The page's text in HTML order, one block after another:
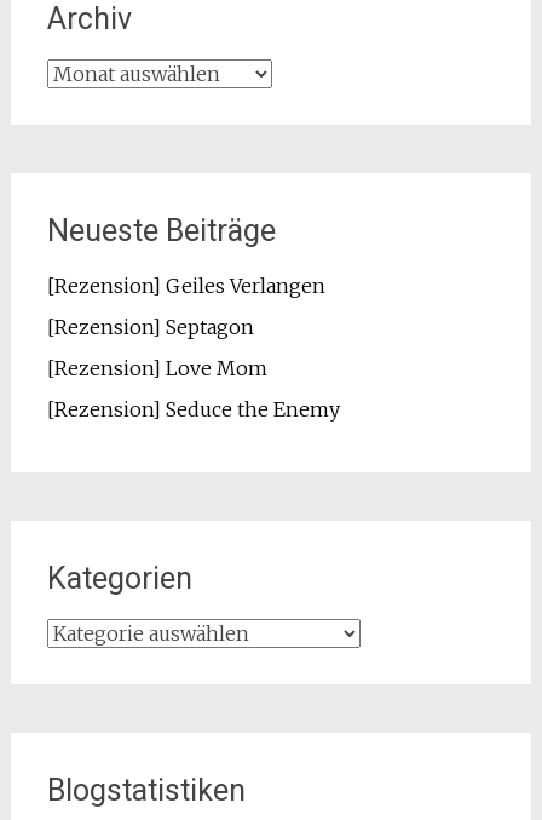
Archiv
Archiv
Neueste Beiträge
[Rezension] Geiles Verlangen
[Rezension] Septagon
[Rezension] Love Mom
[Rezension] Seduce the Enemy
Kategorien
Kategorien
Blogstatistiken